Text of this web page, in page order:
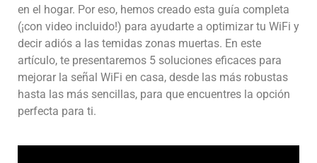
en el hogar. Por eso, hemos creado esta guía completa
(¡con video incluido!) para ayudarte a optimizar tu WiFi y
decir adiós a las temidas zonas muertas. En este
artículo, te presentaremos 5 soluciones eficaces para
mejorar la señal WiFi en casa, desde las más robustas
hasta las más sencillas, para que encuentres la opción
perfecta para ti.